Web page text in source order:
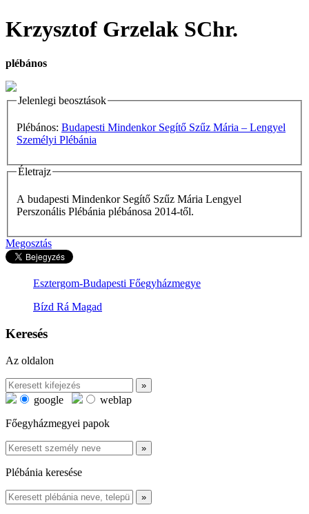
Krzysztof Grzelak SChr.
plébános
Jelenlegi beosztások
Plébános: Budapesti Mindenkor Segítő Szűz Mária – Lengyel
Személyi Plébánia
Életrajz
A budapesti Mindenkor Segítő Szűz Mária Lengyel
Perszonális Plébánia plébánosa 2014-től.
Megosztás
Esztergom-Budapesti Főegyházmegye
Bízd Rá Magad
Keresés
Az oldalon
google
weblap
Főegyházmegyei papok
Plébánia keresése